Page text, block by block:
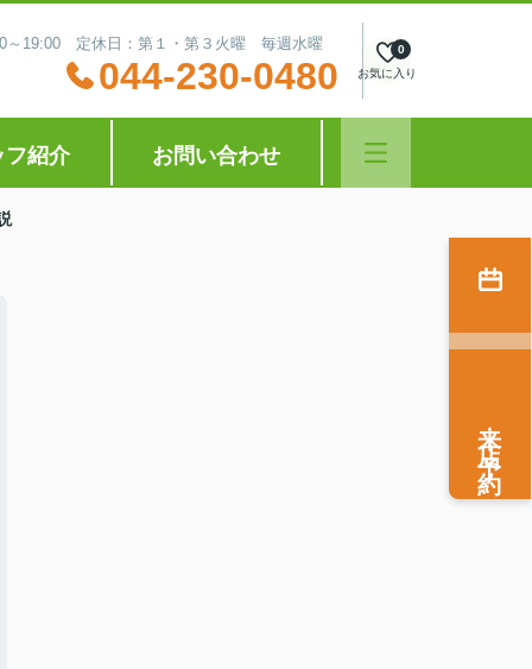
～19:00 定休日：第１・第３火曜 毎週水曜
044-230-0480 お気に入り
0
フ紹介 お問い合わせ
来店予約